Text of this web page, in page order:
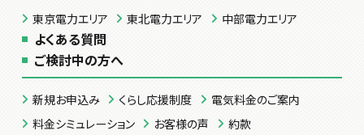
東京電力エリア 東北電力エリア 中部電力エリア
よくある質問
ご検討中の方へ
新規お申込み くらし応援制度
電気料金のご案内
料金シミュレーション
お客様の声 約款